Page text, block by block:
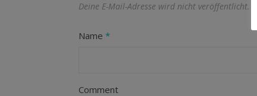
Deine E-Mail-Adresse wird nicht veröffentlicht.
Name *
Comment